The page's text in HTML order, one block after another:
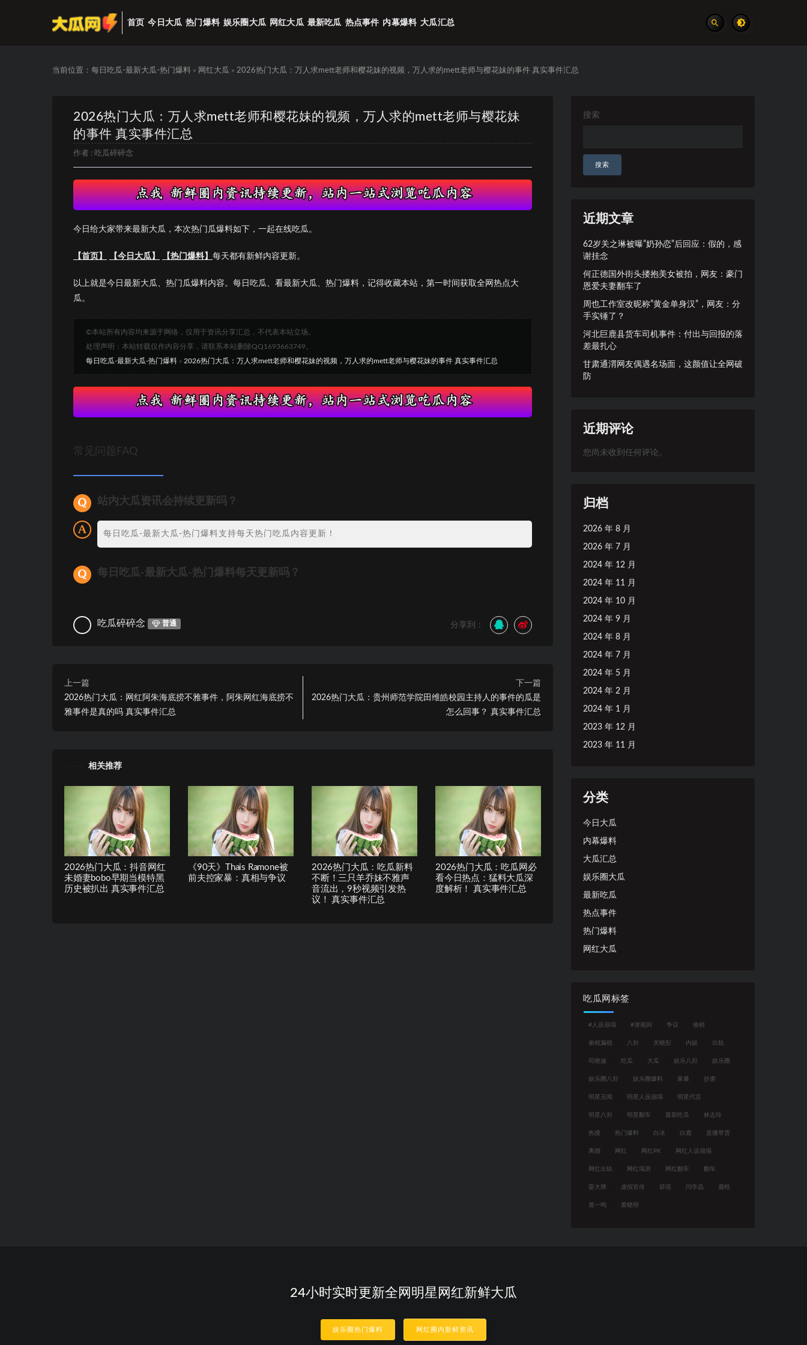
首页 今日大瓜 热门爆料 娱乐圈大瓜 网红大瓜 最新吃瓜 热点事件 内幕爆料 大瓜汇总
当前位置： 每日吃瓜-最新大瓜-热门爆料 > 网红大瓜 > 2026热门大瓜：万人求mett老师和樱花妹的视频，万人求的mett老师与樱花妹的事件 真实事件汇总
2026热门大瓜：万人求mett老师和樱花妹的视频，万人求的mett老师与樱花妹
的事件 真实事件汇总
作者 : 吃瓜碎碎念
今日给大家带来最新大瓜，本次热门瓜爆料如下，一起在线吃瓜。
【首页】 【今日大瓜】 【热门爆料】 每天都有新鲜内容更新。
以上就是今日最新大瓜、热门瓜爆料内容。每日吃瓜、看最新大瓜、热门爆料，记得收藏本站，第一时间获取全网热点大
瓜。
©本站所有内容均来源于网络，仅用于资讯分享汇总，不代表本站立场。
处理声明：本站转载仅作内容分享，请联系本站删除QQ1693663749。
每日吃瓜-最新大瓜-热门爆料 » 2026热门大瓜：万人求mett老师和樱花妹的视频，万人求的mett老师与樱花妹的事件 真实事件汇总
常见问题FAQ
站内大瓜资讯会持续更新吗？
每日吃瓜-最新大瓜-热门爆料支持每天热门吃瓜内容更新！
每日吃瓜-最新大瓜-热门爆料每天更新吗？
吃瓜碎碎念 普通 分享到：
上一篇
2026热门大瓜：网红阿朱海底捞不雅事件，阿朱网红海底捞不
雅事件是真的吗 真实事件汇总
下一篇
2026热门大瓜：贵州师范学院田维皓校园主持人的事件的瓜是
怎么回事？ 真实事件汇总
相关推荐
2026热门大瓜：抖音网红
未婚妻bobo早期当模特黑
历史被扒出 真实事件汇总
《90天》Thais Ramone被
前夫控家暴：真相与争议
2026热门大瓜：吃瓜新料
不断！三只羊乔妹不雅声
音流出，9秒视频引发热
议！ 真实事件汇总
2026热门大瓜：吃瓜网必
看今日热点：猛料大瓜深
度解析！ 真实事件汇总
搜索
搜索
近期文章
62岁关之琳被曝”奶孙恋”后回应：假的，感
谢挂念
何正德国外街头搂抱美女被拍，网友：豪门
恩爱夫妻翻车了
周也工作室改昵称”黄金单身汉”，网友：分
手实锤了？
河北巨鹿县货车司机事件：付出与回报的落
差最扎心
甘肃通渭网友偶遇名场面，这颜值让全网破
防
近期评论
您尚未收到任何评论。
归档
2026 年 8 月
2026 年 7 月
2024 年 12 月
2024 年 11 月
2024 年 10 月
2024 年 9 月
2024 年 8 月
2024 年 7 月
2024 年 5 月
2024 年 2 月
2024 年 1 月
2023 年 12 月
2023 年 11 月
分类
今日大瓜
内幕爆料
大瓜汇总
娱乐圈大瓜
最新吃瓜
热点事件
热门爆料
网红大瓜
吃瓜网标签
#人设崩塌 #潜规则 争议 偷税
偷税漏税 八卦 关晓彤 内娱 出轨
司晓迪 吃瓜 大瓜 娱乐八卦 娱乐圈
娱乐圈八卦 娱乐圈爆料 家暴 抄袭
明星丑闻 明星人设崩塌 明星代言
明星八卦 明星翻车 最新吃瓜 林志玲
热搜 热门爆料 白冰 白鹿 直播带货
离婚 网红 网红PK 网红人设崩塌
网红出轨 网红塌房 网红翻车 翻车
耍大牌 虚假宣传 辟谣 闫学晶 鹿晗
黄一鸣 黄晓明
24小时实时更新全网明星网红新鲜大瓜
娱乐圈热门爆料 网红圈内新鲜资讯